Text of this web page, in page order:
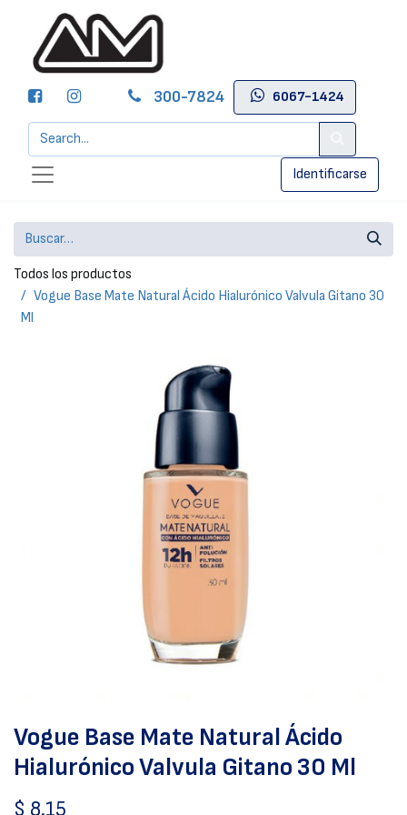
300-7824 6067-1424
Identificarse
Todos los productos
Vogue Base Mate Natural Ácido Hialurónico Valvula Gitano 30
Ml
Vogue Base Mate Natural Ácido
Hialurónico Valvula Gitano 30 Ml
$ 8.15